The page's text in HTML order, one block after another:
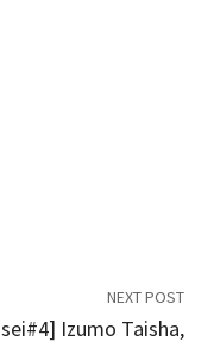
NEXT POST
Izumo Taisha,